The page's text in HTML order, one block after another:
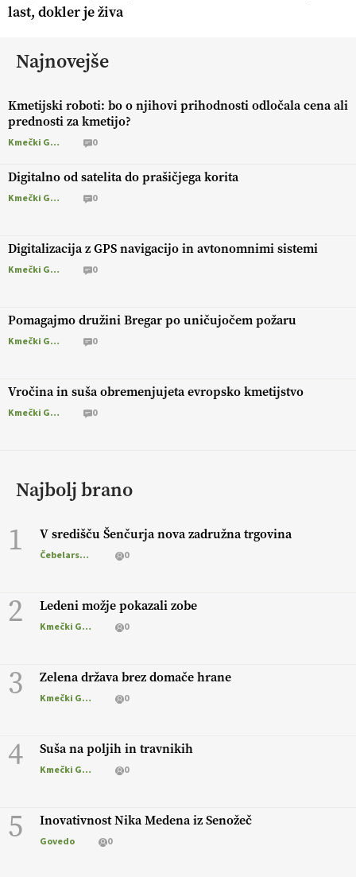
last, dokler je živa
Najnovejše
Kmetijski roboti: bo o njihovi prihodnosti odločala cena ali
prednosti za kmetijo?
Kmečki Glas 0
Digitalno od satelita do prašičjega korita
Kmečki Glas 0
Digitalizacija z GPS navigacijo in avtonomnimi sistemi
Kmečki Glas 0
Pomagajmo družini Bregar po uničujočem požaru
Kmečki Glas 0
Vročina in suša obremenjujeta evropsko kmetijstvo
Kmečki Glas 0
Najbolj brano
1 V središču Šenčurja nova zadružna trgovina
Čebelarstvo 0
2 Ledeni možje pokazali zobe
Kmečki Glas 0
3 Zelena država brez domače hrane
Kmečki Glas 0
4 Suša na poljih in travnikih
Kmečki Glas 0
5 Inovativnost Nika Medena iz Senožeč
Govedo 0